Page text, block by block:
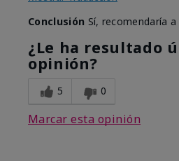
Conclusión Sí, recomendaría
¿Le ha resultado
opinión?
5 0
Marcar esta opinión